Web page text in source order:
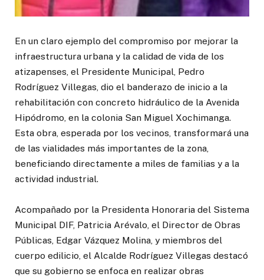
En un claro ejemplo del compromiso por mejorar la
infraestructura urbana y la calidad de vida de los
atizapenses, el Presidente Municipal, Pedro
Rodríguez Villegas, dio el banderazo de inicio a la
rehabilitación con concreto hidráulico de la Avenida
Hipódromo, en la colonia San Miguel Xochimanga.
Esta obra, esperada por los vecinos, transformará una
de las vialidades más importantes de la zona,
beneficiando directamente a miles de familias y a la
actividad industrial.
Acompañado por la Presidenta Honoraria del Sistema
Municipal DIF, Patricia Arévalo, el Director de Obras
Públicas, Edgar Vázquez Molina, y miembros del
cuerpo edilicio, el Alcalde Rodríguez Villegas destacó
que su gobierno se enfoca en realizar obras